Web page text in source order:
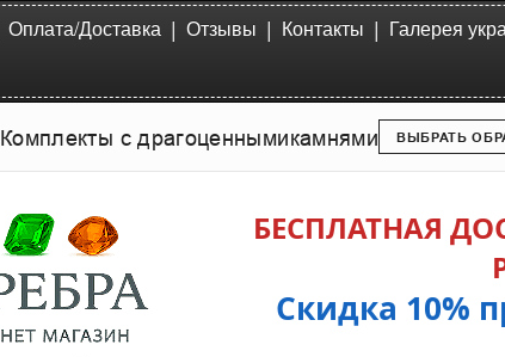
Оплата/Доставка | Отзывы | Контакты | Галерея
Комплекты с драгоценнымикамнями ВЫБРАТЬ
БЕСПЛАТНАЯ
Скидка 10%